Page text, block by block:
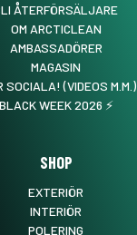
ÅTERFÖRSÄLJARE
OM ARCTICLEAN
AMBASSADÖRER
MAGASIN
SOCIALA! (VIDEOS M.M.)
BLACK WEEK 2026 ⚡️
SHOP
EXTERIÖR
INTERIÖR
POLERING